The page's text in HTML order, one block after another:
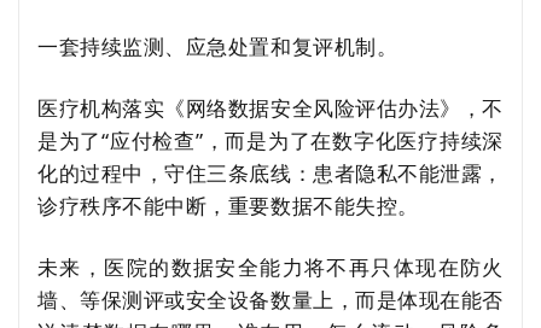
一套持续监测、应急处置和复评机制。
医疗机构落实《网络数据安全风险评估办法》，不
是为了“应付检查”，而是为了在数字化医疗持续深
化的过程中，守住三条底线：患者隐私不能泄露，
诊疗秩序不能中断，重要数据不能失控。
未来，医院的数据安全能力将不再只体现在防火
墙、等保测评或安全设备数量上，而是体现在能否